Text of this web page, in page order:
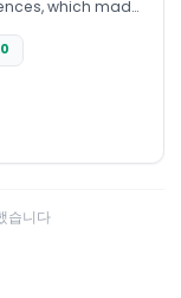
which made
and enjoy
습니다